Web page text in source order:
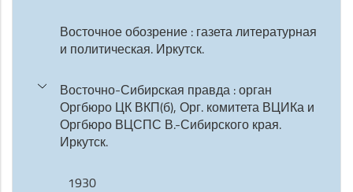
Восточное обозрение : газета литературная
и политическая. Иркутск.
Восточно-Сибирская правда : орган
Оргбюро ЦК ВКП(б), Орг. комитета ВЦИКа и
Оргбюро ВЦСПС В.-Сибирского края.
Иркутск.
1930